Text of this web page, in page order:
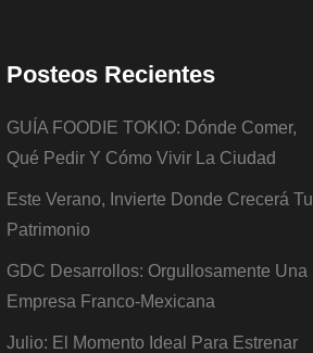
Posteos Recientes
GUÍA FOODIE TOKIO: Dónde Comer,
Qué Pedir Y Cómo Vivir La Ciudad
Este Verano, Invierte Donde Crecerá Tu
Patrimonio
GDC Desarrollos: Orgullosamente Una
Empresa Franco-Mexicana
Julio: El Momento Ideal Para Estrenar